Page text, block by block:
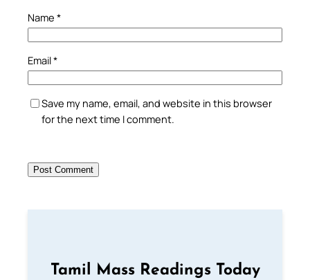
Name *
Email*
Save my name, email, and website in this browser
for the next time I comment.
Tamil Mass Readings Today